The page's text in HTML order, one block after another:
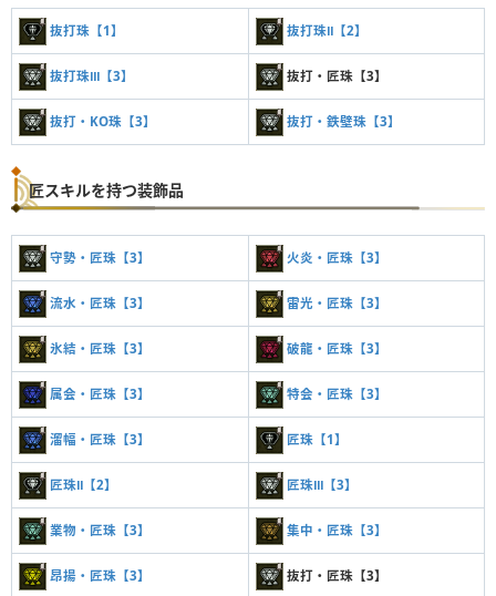
抜打珠【1】 抜打珠Ⅱ【2】
抜打珠Ⅲ【3】 抜打・匠珠【3】
抜打・KO珠【3】 抜打・鉄壁珠【3】
匠スキルを持つ装飾品
守勢・匠珠【3】 火炎・匠珠【3】
流水・匠珠【3】 雷光・匠珠【3】
氷結・匠珠【3】 破龍・匠珠【3】
属会・匠珠【3】 特会・匠珠【3】
溜幅・匠珠【3】 匠珠【1】
匠珠Ⅱ【2】 匠珠Ⅲ【3】
業物・匠珠【3】 集中・匠珠【3】
昂揚・匠珠【3】 抜打・匠珠【3】